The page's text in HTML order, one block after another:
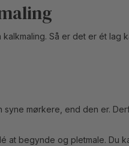
kalkmaling. Så er det er ét
mørkere, end den er.
begynde og pletmale. Du